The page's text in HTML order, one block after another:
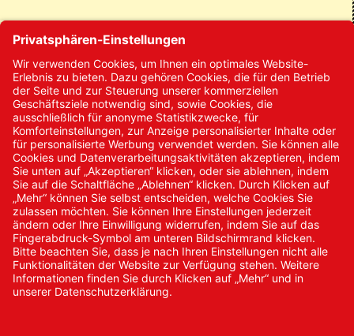
Kontakt
Kontakt/Anfrage
Neukundenanmeldung
Kennwort vergessen
Bestellungen
Sendung verfolgen